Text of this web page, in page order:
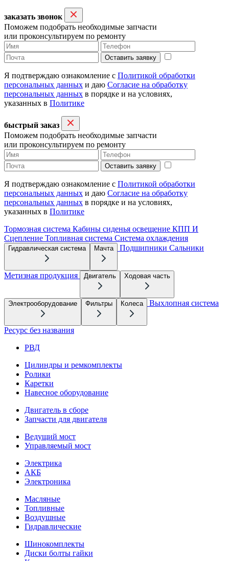
заказать звонок
Поможем подобрать необходимые запчасти
или проконсультируем по ремонту
Оставить заявку
Я подтверждаю ознакомление с Политикой обработки
персональных данных и даю Согласие на обработку
персональных данных в порядке и на условиях,
указанных в Политике
быстрый заказ
Поможем подобрать необходимые запчасти
или проконсультируем по ремонту
Оставить заявку
Я подтверждаю ознакомление с Политикой обработки
персональных данных и даю Согласие на обработку
персональных данных в порядке и на условиях,
указанных в Политике
Тормозная система Кабины сиденья освещение КПП И
Сцепление Топливная система Система охлаждения
Гидравлическая система Мачта Подшипники Сальники
Метизная продукция Двигатель Ходовая часть
Электрооборудование Фильтры Колеса Выхлопная система
Ресурс без названия
РВД
Цилиндры и ремкомплекты
Ролики
Каретки
Навесное оборудование
Двигатель в сборе
Запчасти для двигателя
Ведущий мост
Управляемый мост
Электрика
АКБ
Электроника
Масляные
Топливные
Воздушные
Гидравлические
Шинокомплекты
Диски болты гайки